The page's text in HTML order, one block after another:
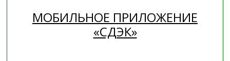
МОБИЛЬНОЕ ПРИЛОЖЕНИЕ
«СДЭК»